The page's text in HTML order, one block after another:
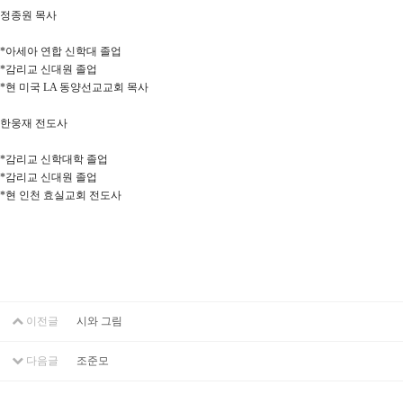
정종원 목사
*아세아 연합 신학대 졸업
*감리교 신대원 졸업
*현 미국 LA 동양선교교회 목사
한웅재 전도사
*감리교 신학대학 졸업
*감리교 신대원 졸업
*현 인천 효실교회 전도사
이전글 시와 그림
다음글 조준모